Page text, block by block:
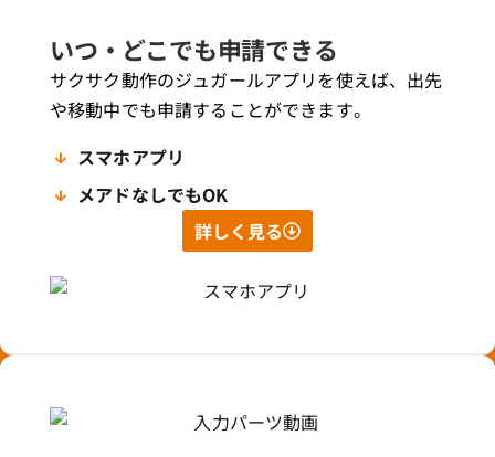
いつ・どこでも申請できる
サクサク動作のジュガールアプリを使えば、出先
や移動中でも申請することができます。
スマホアプリ
メアドなしでもOK
詳しく見る